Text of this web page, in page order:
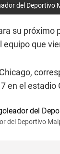
del Deportivo
su próximo
que
en el estadio
del Deportivo